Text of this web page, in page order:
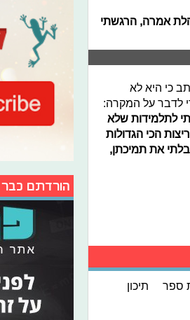
אמרה, הרגשתי
כי היא לא
לדבר על המקרה:
לתלמידות שלא
הכי הגדולות
את תמיכתן,
ספר תיכון
הורדתם